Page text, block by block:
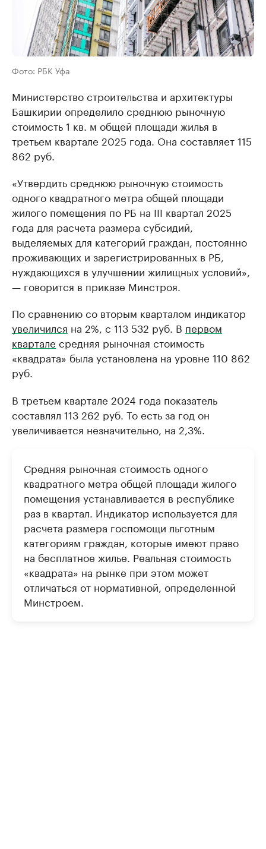
Фото: РБК Уфа
Министерство строительства и архитектуры
Башкирии определило среднюю рыночную
стоимость 1 кв. м общей площади жилья в
третьем квартале 2025 года. Она составляет 115
862 руб.
«Утвердить среднюю рыночную стоимость
одного квадратного метра общей площади
жилого помещения по РБ на III квартал 2025
года для расчета размера субсидий,
выделяемых для категорий граждан, постоянно
проживающих и зарегистрированных в РБ,
нуждающихся в улучшении жилищных условий»,
— говорится в приказе Минстроя.
По сравнению со вторым кварталом индикатор
увеличился на 2%, с 113 532 руб. В первом
квартале средняя рыночная стоимость
«квадрата» была установлена на уровне 110 862
руб.
В третьем квартале 2024 года показатель
составлял 113 262 руб. То есть за год он
увеличивается незначительно, на 2,3%.
Средняя рыночная стоимость одного
квадратного метра общей площади жилого
помещения устанавливается в республике
раз в квартал. Индикатор используется для
расчета размера госпомощи льготным
категориям граждан, которые имеют право
на бесплатное жилье. Реальная стоимость
«квадрата» на рынке при этом может
отличаться от нормативной, определенной
Минстроем.